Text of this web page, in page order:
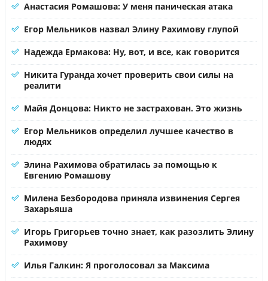
Анастасия Ромашова: У меня паническая атака
Егор Мельников назвал Элину Рахимову глупой
Надежда Ермакова: Ну, вот, и все, как говорится
Никита Гуранда хочет проверить свои силы на
реалити
Майя Донцова: Никто не застрахован. Это жизнь
Егор Мельников определил лучшее качество в
людях
Элина Рахимова обратилась за помощью к
Евгению Ромашову
Милена Безбородова приняла извинения Сергея
Захарьяша
Игорь Григорьев точно знает, как разозлить Элину
Рахимову
Илья Галкин: Я проголосовал за Максима